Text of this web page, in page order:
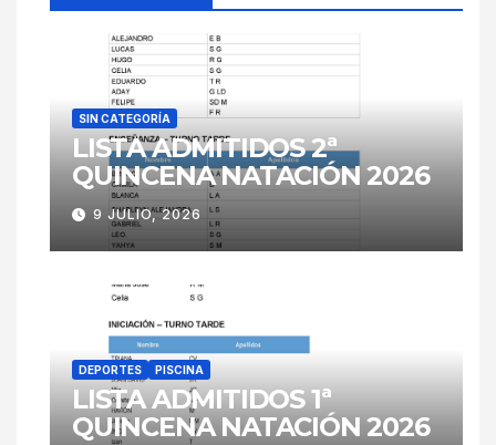
SIN CATEGORÍA
LISTA ADMITIDOS 2ª
QUINCENA NATACIÓN 2026
9 JULIO, 2026
DEPORTES PISCINA
LISTA ADMITIDOS 1ª
QUINCENA NATACIÓN 2026